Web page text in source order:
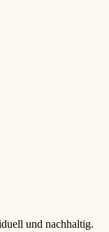
und nachhaltig.